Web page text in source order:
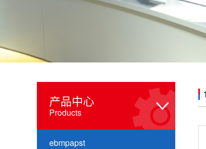
产品中心
Products
ebmpapst